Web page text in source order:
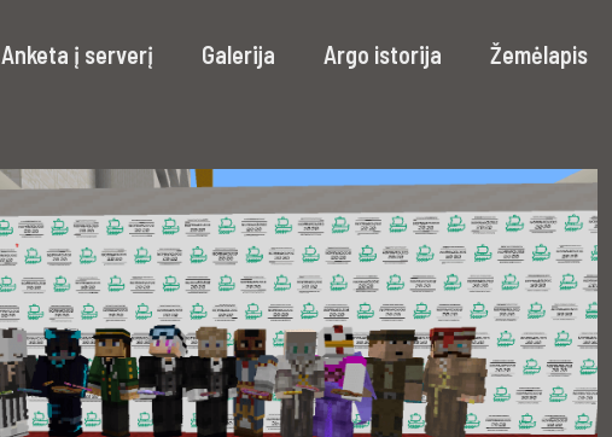
Anketa į serverį Galerija Argo istorija Žemėlapis